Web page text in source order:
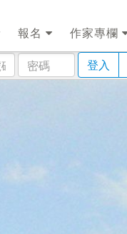
報名
作家專欄
密
碼
登入